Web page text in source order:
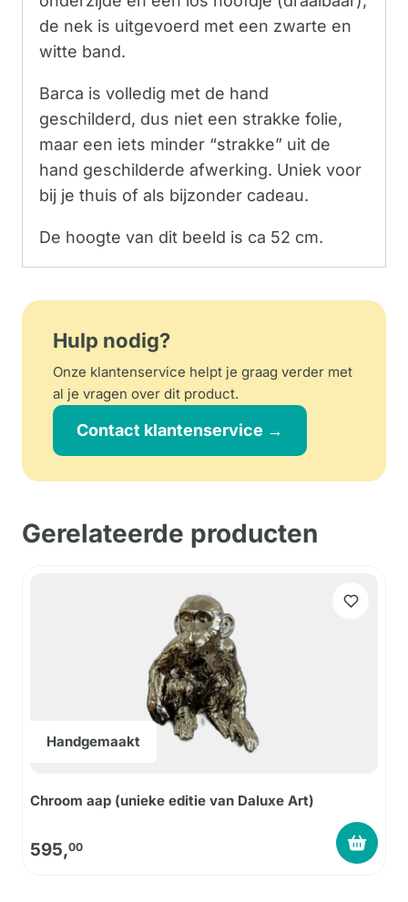
de nek is uitgevoerd met een zwarte en
witte band.
Barca is volledig met de hand
geschilderd, dus niet een strakke folie,
maar een iets minder “strakke” uit de
hand geschilderde afwerking. Uniek voor
bij je thuis of als bijzonder cadeau.
De hoogte van dit beeld is ca 52 cm.
Hulp nodig?
Onze klantenservice helpt je graag verder met
al je vragen over dit product.
Contact klantenservice →
Gerelateerde producten
Handgemaakt
Chroom aap (unieke editie van Daluxe Art)
595,00